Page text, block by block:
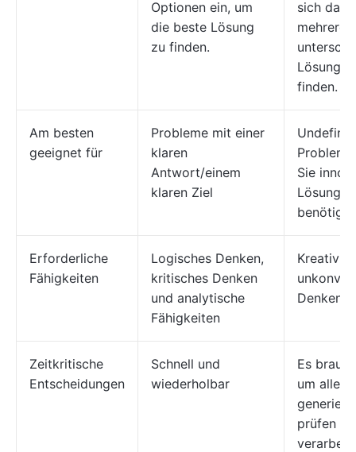
Optionen ein, um
die beste Lösung
zu finden.
sich
mehrere
finden.
Am besten
geeignet für
Probleme mit einer
klaren
Antwort/einem
klaren Ziel
Sie
Lösungen
Erforderliche
Fähigkeiten
Logisches Denken,
kritisches Denken
und analytische
Fähigkeiten
Denken
Zeitkritische
Entscheidungen
Schnell und
wiederholbar
Es
um alle
prüfen